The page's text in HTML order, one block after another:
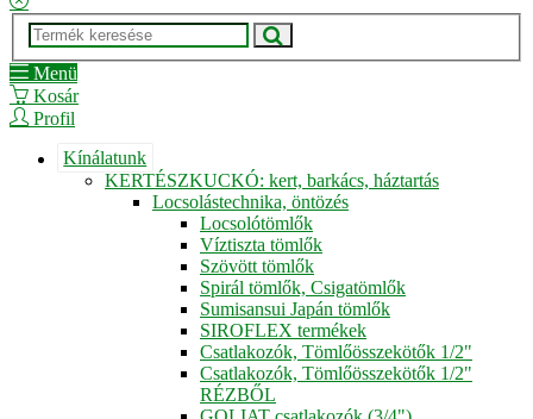
Menü
Kosár
Profil
Kínálatunk
KERTÉSZKUCKÓ: kert, barkács, háztartás
Locsolástechnika, öntözés
Locsolótömlők
Víztiszta tömlők
Szövött tömlők
Spirál tömlők, Csigatömlők
Sumisansui Japán tömlők
SIROFLEX termékek
Csatlakozók, Tömlőösszekötők 1/2"
Csatlakozók, Tömlőösszekötők 1/2"
RÉZBŐL